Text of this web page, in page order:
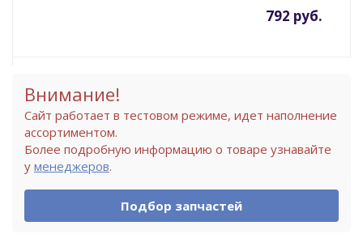
792 руб.
Внимание!
Сайт работает в тестовом режиме, идет наполнение
ассортиментом.
Более подробную информацию о товаре узнавайте
у менеджеров.
Подбор запчастей